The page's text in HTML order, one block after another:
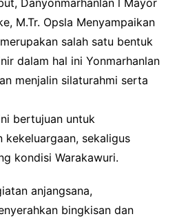
M.Tr. Opsla Menyampaikan
salah satu bentuk
dalam hal ini Yonmarhanlan
menjalin silaturahmi serta
bertujuan untuk
kekeluargaan, sekaligus
kondisi Warakawuri.
anjangsana,
bingkisan dan